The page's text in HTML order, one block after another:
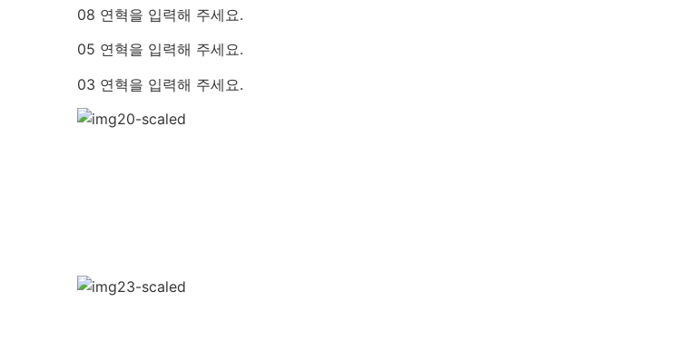
08 연혁을 입력해 주세요.
05 연혁을 입력해 주세요.
03 연혁을 입력해 주세요.